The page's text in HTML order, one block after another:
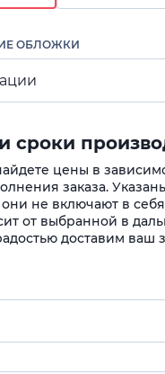
ОБЛОЖКИ
сроки
цены в
заказа.
не включают в
от выбранной в
доставим ваш